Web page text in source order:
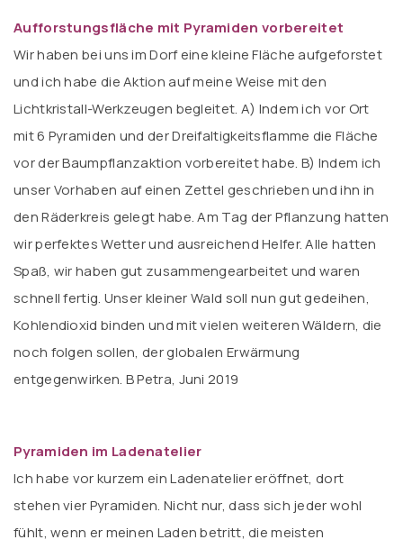
Aufforstungsfläche mit Pyramiden vorbereitet
Wir haben bei uns im Dorf eine kleine Fläche aufgeforstet
und ich habe die Aktion auf meine Weise mit den
Lichtkristall-Werkzeugen begleitet. A) Indem ich vor Ort
mit 6 Pyramiden und der Dreifaltigkeitsflamme die Fläche
vor der Baumpflanzaktion vorbereitet habe. B) Indem ich
unser Vorhaben auf einen Zettel geschrieben und ihn in
den Räderkreis gelegt habe. Am Tag der Pflanzung hatten
wir perfektes Wetter und ausreichend Helfer. Alle hatten
Spaß, wir haben gut zusammengearbeitet und waren
schnell fertig. Unser kleiner Wald soll nun gut gedeihen,
Kohlendioxid binden und mit vielen weiteren Wäldern, die
noch folgen sollen, der globalen Erwärmung
entgegenwirken. B Petra, Juni 2019
Pyramiden im Ladenatelier
Ich habe vor kurzem ein Ladenatelier eröffnet, dort
stehen vier Pyramiden. Nicht nur, dass sich jeder wohl
fühlt, wenn er meinen Laden betritt, die meisten